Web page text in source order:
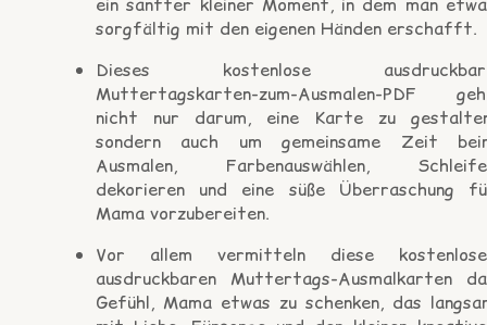
sorgfältig mit den eigenen Händen erschafft.
Dieses kostenlose
Muttertagskarten-zum-Ausmalen-PDF
nicht nur darum, eine Karte zu
sondern auch um gemeinsame Zeit
Ausmalen, Farbenauswählen,
dekorieren und eine süße Überraschung
Mama vorzubereiten.
Vor allem vermitteln diese
ausdruckbaren Muttertags-Ausmalkarten
Gefühl, Mama etwas zu schenken, das